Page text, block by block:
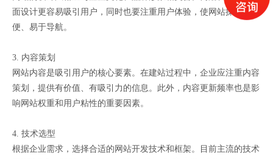
面设计更容易吸引用户，同时也要注重用户体验，使网站操作简
便、易于导航。
3. 内容策划
网站内容是吸引用户的核心要素。在建站过程中，企业应注重内容
策划，提供有价值、有吸引力的信息。此外，内容更新频率也是影
响网站权重和用户粘性的重要因素。
4. 技术选型
根据企业需求，选择合适的网站开发技术和框架。目前主流的技术